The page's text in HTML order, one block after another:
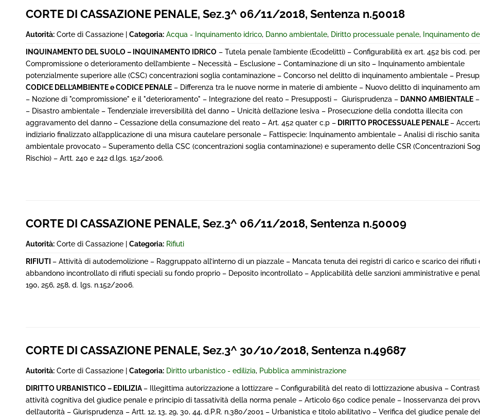
CORTE DI CASSAZIONE PENALE, Sez.3^ 06/11/2018, Sentenza n.50018
Autorità: Corte di Cassazione | Categoria: Acqua - Inquinamento idrico, Danno ambientale, Diritto processuale penale, Inquinamento
INQUINAMENTO DEL SUOLO – INQUINAMENTO IDRICO – Tutela penale l’ambiente (Ecodelitti) – Configurabilità ex art. 452 bis cod.
Compromissione o deterioramento dell’ambiente – Necessità – Esclusione – Contaminazione di un sito – Inquinamento ambientale
potenzialmente superiore alle (CSC) concentrazioni soglia contaminazione – Concorso nel delitto di inquinamento ambientale –
CODICE DELL’AMBIENTE e CODICE PENALE – Differenza tra le nuove norme in materie di ambiente – Nuovo delitto di inquinamento
– Nozione di "compromissione" e il "deterioramento" – Integrazione del reato – Presupposti – Giurisprudenza – DANNO AMBIENTALE
– Disastro ambientale – Tendenziale irreversibilità del danno – Unicità dell’azione lesiva – Prosecuzione della condotta illecita con
aggravamento del danno – Cessazione della consumazione del reato – Art. 452 quater c.p – DIRITTO PROCESSUALE PENALE–
indiziario finalizzato all’applicazione di una misura cautelare personale – Fattispecie: Inquinamento ambientale – Analisi di rischio
ambientale provocato – Superamento della CSC (concentrazioni soglia contaminazione) e superamento delle CSR (Concentrazioni
Rischio) – Artt. 240 e 242 d.lgs. 152/2006.
CORTE DI CASSAZIONE PENALE, Sez.3^ 06/11/2018, Sentenza n.50009
Autorità: Corte di Cassazione | Categoria: Rifiuti
RIFIUTI – Attività di autodemolizione – Raggruppato all’interno di un piazzale – Mancata tenuta dei registri di carico e scarico dei rifiuti
abbandono incontrollato di rifiuti speciali su fondo proprio – Deposito incontrollato – Applicabilità delle sanzioni amministrative e
190, 256, 258, d. lgs. n.152/2006.
CORTE DI CASSAZIONE PENALE, Sez.3^ 30/10/2018, Sentenza n.49687
Autorità: Corte di Cassazione | Categoria: Diritto urbanistico - edilizia, Pubblica amministrazione
DIRITTO URBANISTICO – EDILIZIA– Illegittima autorizzazione a lottizzare – Configurabilità del reato di lottizzazione abusiva –
attività cognitiva del giudice penale e principio di tassatività della norma penale – Articolo 650 codice penale – Inosservanza dei
dell’autorità – Giurisprudenza – Artt. 12, 13, 29, 30, 44, d.P.R. n.380/2001 – Urbanistica e titolo abilitativo – Verifica del giudice penale